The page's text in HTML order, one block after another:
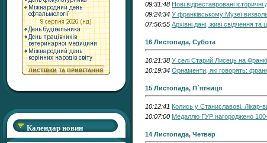
Календар новин
09:31:48 Нові відреставровані
09:24:34 У франківському Музеї
07:56:55 Архівні дані, живі свідчення
16 Листопада, Субота
10:21:38 У селі Старий Лисець на
10:19:34 Орнаменти, які говорять:
15 Листопада, П`ятниця
10:12:41 Колись у Станиславові. Лікар-
10:07:00 Медаллю ГУР нагороджено
14 Листопада, Четвер